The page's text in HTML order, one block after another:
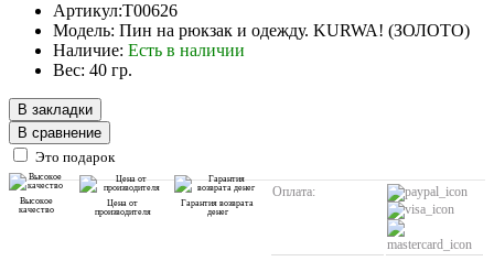
Артикул:T00626
Модель: Пин на рюкзак и одежду. KURWA! (ЗОЛОТО)
Наличие: Есть в наличии
Вес: 40 гр.
В закладки
В сравнение
Это подарок
Высокое
качество
Цена от
производителя
Гарантия возврата
денег
Оплата: